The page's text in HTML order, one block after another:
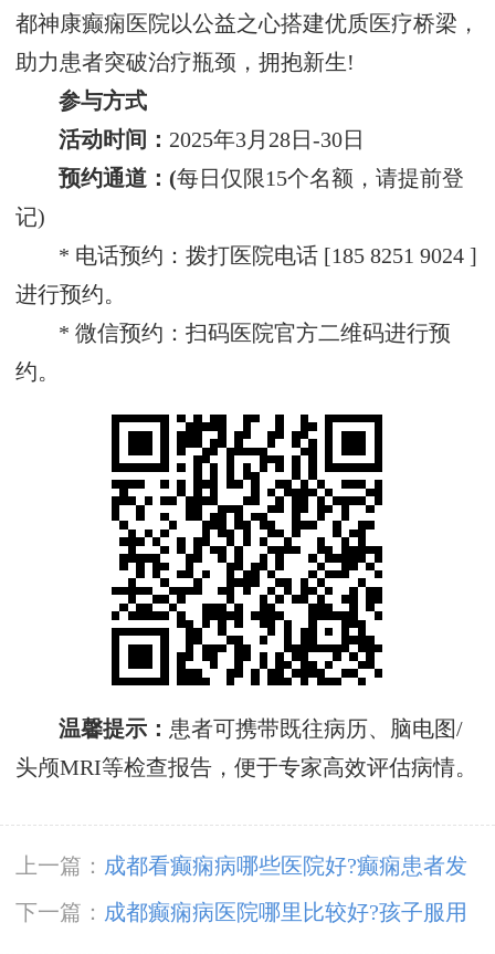
都神康癫痫医院以公益之心搭建优质医疗桥梁，
助力患者突破治疗瓶颈，拥抱新生!
参与方式‌
活动时间‌：2025年3月28日-30日
预约通道‌：(每日仅限15个名额，请提前登
记)
* 电话预约：拨打医院电话 [185 8251 9024 ]
进行预约。
* 微信预约：扫码医院官方二维码进行预
约。
温馨提示‌： 患者可携带既往病历、脑电图/
头颅MRI等检查报告，便于专家高效评估病情‌。
上一篇： 成都看癫痫病哪些医院好?癫痫患者发
作有哪些症状?
下一篇： 成都癫痫病医院哪里比较好?孩子服用